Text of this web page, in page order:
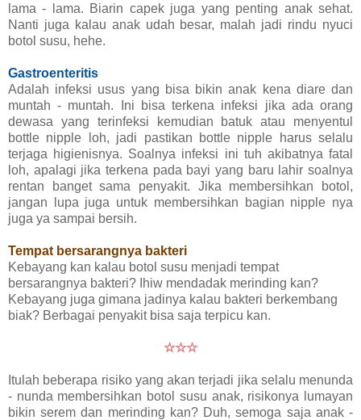
lama - lama. Biarin capek juga yang penting anak sehat.
Nanti juga kalau anak udah besar, malah jadi rindu nyuci
botol susu, hehe.
Gastroenteritis
Adalah infeksi usus yang bisa bikin anak kena diare dan
muntah - muntah. Ini bisa terkena infeksi jika ada orang
dewasa yang terinfeksi kemudian batuk atau menyentul
bottle nipple loh, jadi pastikan bottle nipple harus selalu
terjaga higienisnya. Soalnya infeksi ini tuh akibatnya fatal
loh, apalagi jika terkena pada bayi yang baru lahir soalnya
rentan banget sama penyakit. Jika membersihkan botol,
jangan lupa juga untuk membersihkan bagian nipple nya
juga ya sampai bersih.
Tempat bersarangnya bakteri
Kebayang kan kalau botol susu menjadi tempat
bersarangnya bakteri? Ihiw mendadak merinding kan?
Kebayang juga gimana jadinya kalau bakteri berkembang
biak? Berbagai penyakit bisa saja terpicu kan.
☆☆☆
Itulah beberapa risiko yang akan terjadi jika selalu menunda
- nunda membersihkan botol susu anak, risikonya lumayan
bikin serem dan merinding kan? Duh, semoga saja anak -